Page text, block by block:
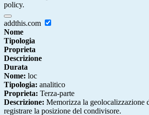
policy.
addthis.com
Nome
Tipologia
Proprieta
Descrizione
Durata
Nome: loc
Tipologia: analitico
Proprieta: Terza-parte
Descrizione: Memorizza la geolocalizzazione
registrare la posizione del condivisore.